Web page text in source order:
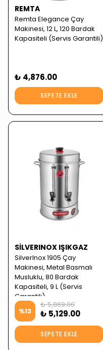
REMTA
Remta Elegance Çay
Makinesi, 12 L, 120 Bardak
Kapasiteli (Servis Garantili)
₺ 4,876.00
SEPETE EKLE
SILVERINOX IŞIKGAZ
SilverInox 1905 Çay
Makinesi, Metal Basmalı
Musluklu, 80 Bardak
Kapasiteli, 9 L (Servis
Garantili)
%13
₺ 5,869.00
₺ 5,129.00
SEPETE EKLE